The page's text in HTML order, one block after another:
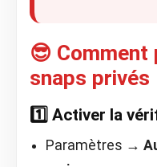
😎
snaps privés
1️⃣ Activer la
Paramètres →